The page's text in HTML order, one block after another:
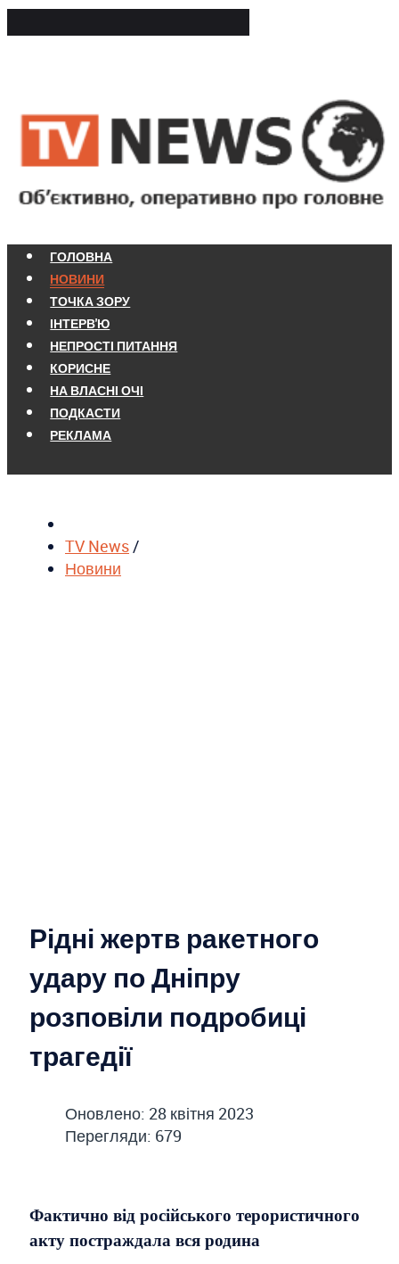
ГОЛОВНА
НОВИНИ
ТОЧКА ЗОРУ
ІНТЕРВ'Ю
НЕПРОСТІ ПИТАННЯ
КОРИСНЕ
НА ВЛАСНІ ОЧІ
ПОДКАСТИ
РЕКЛАМА
TV News/
Новини
Рідні жертв ракетного
удару по Дніпру
розповіли подробиці
трагедії
Оновлено: 28 квітня 2023
Перегляди: 679
Фактично від російського терористичного
акту постраждала вся родина